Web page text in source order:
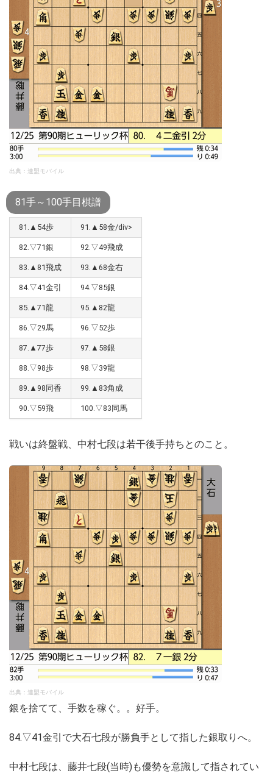
出典：連盟モバイル
81手～100手目棋譜
81.▲54歩 91.▲58金/div>
82.▽71銀 92.▽49飛成
83.▲81飛成 93.▲68金右
84.▽41金引 94.▽85銀
85.▲71龍 95.▲82龍
86.▽29馬 96.▽52歩
87.▲77歩 97.▲58銀
88.▽98歩 98.▽39龍
89.▲98同香 99.▲83角成
90.▽59飛 100.▽83同馬
戦いは終盤戦、中村七段は若干後手持ちとのこと。
出典：連盟モバイル
銀を捨てて、手数を稼ぐ。。好手。
84.▽41金引で大石七段が勝負手として指した銀取りへ。
中村七段は、藤井七段(当時)も優勢を意識して指されてい